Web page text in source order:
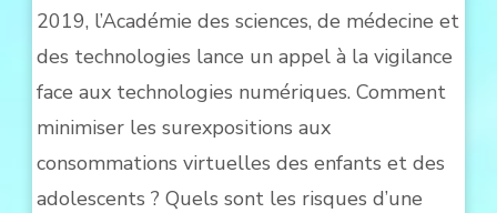
2019, l’Académie des sciences, de médecine et
des technologies lance un appel à la vigilance
face aux technologies numériques. Comment
minimiser les surexpositions aux
consommations virtuelles des enfants et des
adolescents ? Quels sont les risques d’une